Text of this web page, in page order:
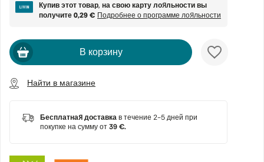
Купив этот товар, на свою карту лояльности вы
получите0,29 € Подробнее о программе лояльности
В корзину
Найти в магазине
Бесплатная доставкав течение 2-5 дней при
покупке на сумму от39 €.